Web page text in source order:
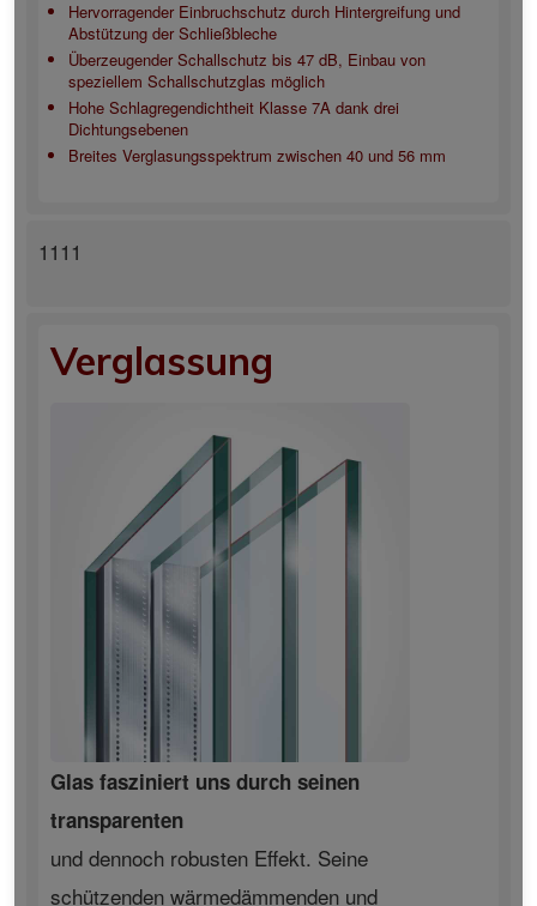
Hervorragender Einbruchschutz durch Hintergreifung und
Abstützung der Schließbleche
Überzeugender Schallschutz bis 47 dB, Einbau von
speziellem Schallschutzglas möglich
Hohe Schlagregendichtheit Klasse 7A dank drei
Dichtungsebenen
Breites Verglasungsspektrum zwischen 40 und 56 mm
1111
Verglassung
Glas fasziniert uns durch seinen
transparenten
und dennoch robusten Effekt. Seine
schützenden wärmedämmenden und